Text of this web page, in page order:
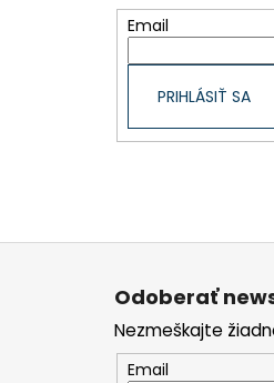
Email
PRIHLÁSIŤ SA
Z
Odoberať
Nezmeškajte
Email